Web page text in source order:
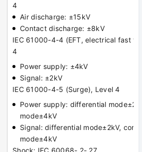
4
Air discharge: ±15kV
Contact discharge: ±8kV
IEC 61000-4-4 (EFT, electrical fast
4
Power supply: ±4kV
Signal: ±2kV
IEC 61000-4-5 (Surge), Level 4
Power supply: differential
mode±4kV
Signal: differential mode±2kV,
mode±4kV
Shock: IEC 60068- 2- 27